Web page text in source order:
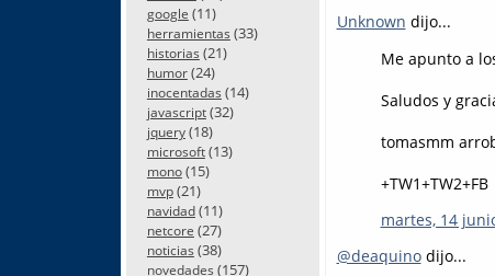
google (11)
herramientas (33)
historias (21)
humor(24)
inocentadas (14)
javascript(32)
jquery(18)
microsoft(13)
mono(15)
mvp(21)
navidad(11)
netcore (27)
noticias (38)
novedades (157)
Unknown dijo...
Me apunto a
Saludos y
tomasmm
+TW1+TW2+FB
martes, 14
@deaquinodijo...